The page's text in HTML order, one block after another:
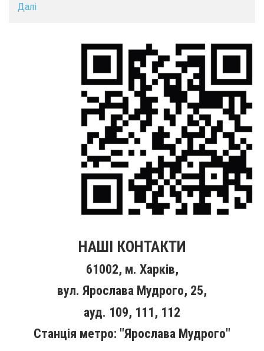
Далі
НАШІ КОНТАКТИ
61002, м. Харків,
вул. Ярослава Мудрого, 25,
ауд. 109, 111, 112
Станція метро: "Ярослава Мудрого"